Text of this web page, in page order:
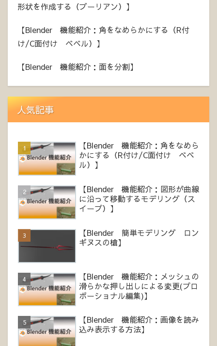
形状を作成する（ブーリアン）】
【Blender 機能紹介：角をなめらかにする（R付
け/C面付け ベベル）】
【Blender 機能紹介：面を分割】
人気記事
【Blender 機能紹介：角をなめら
かにする（R付け/C面付け ベベ
ル）】
【Blender 機能紹介：図形が曲線
に沿って移動するモデリング（ス
イープ）】
【Blender 簡単モデリング ロン
ギヌスの槍】
【Blender 機能紹介：メッシュの
滑らかな押し出しによる変更(プロ
ポーショナル編集)】
【Blender 機能紹介：画像を読み
込み表示する方法】